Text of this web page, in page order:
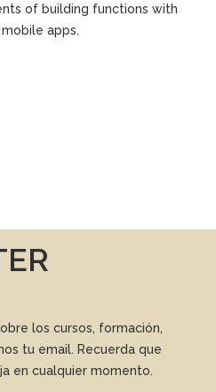
of building functions with
apps.
los cursos, formación,
tu email. Recuerda que
en cualquier momento.